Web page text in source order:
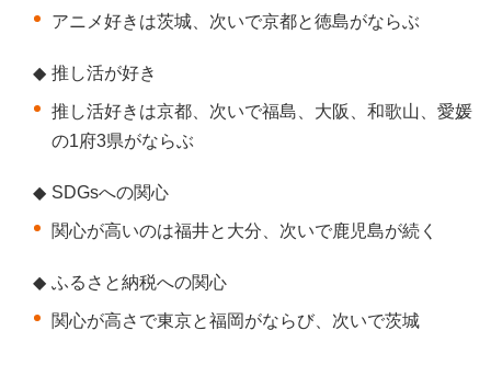
アニメ好きは茨城、次いで京都と徳島がならぶ
◆ 推し活が好き
推し活好きは京都、次いで福島、大阪、和歌山、愛媛
の1府3県がならぶ
◆ SDGsへの関心
関心が高いのは福井と大分、次いで鹿児島が続く
◆ ふるさと納税への関心
関心が高さで東京と福岡がならび、次いで茨城